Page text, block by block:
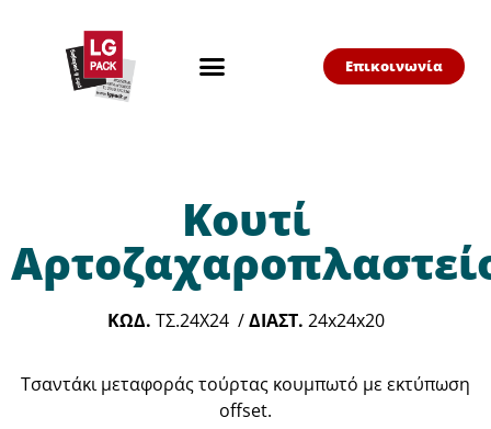
Επικοινωνία
Κουτί
ΚΩΔ. ΤΣ.24Χ24 /ΔΙΑΣΤ. 24x24x20
Τσαντάκι μεταφοράς τούρτας κουμπωτό με εκτύπωση
offset.